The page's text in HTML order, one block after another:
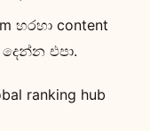
හරහා content
එපා.
ranking hub